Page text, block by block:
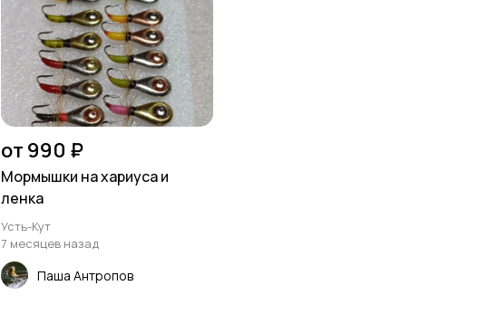
от 990 ₽
Мормышки на хариуса и
ленка
Усть-Кут
7 месяцев назад
Паша Антропов